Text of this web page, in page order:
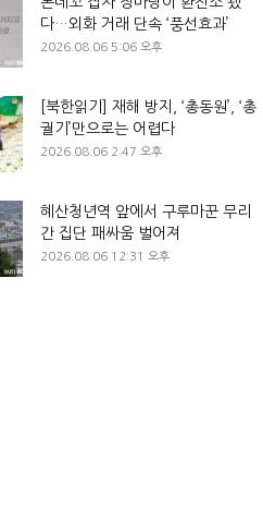
다…외화 거래 단속 ‘풍선효과’
2026.08.06 5:06 오후
[북한읽기] 재해 방지, ‘총동원’, ‘총
궐기’만으로는 어렵다
2026.08.06 2:47 오후
혜산청년역 앞에서 구루마꾼 무리
간 집단 패싸움 벌어져
2026.08.06 12:31 오후